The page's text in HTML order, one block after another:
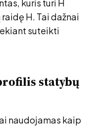
kuris turi H
H. Tai dažnai
suteikti
statybų
naudojamas kaip